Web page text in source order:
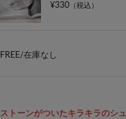
¥330 （税込）
FREE/在庫なし
ストーンがついたキラキラのシ